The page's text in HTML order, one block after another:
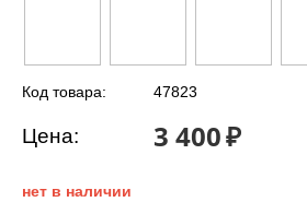
Код товара: 47823
Цена: 3 400₽
нет в наличии